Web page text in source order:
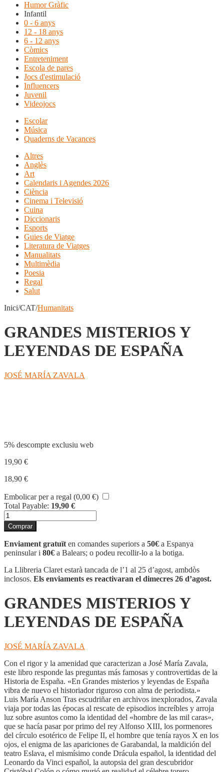
Humor Gràfic
Infantil
0 - 6 anys
12 - 18 anys
6 - 12 anys
Còmics
Entreteniment
Escola de pares
Jocs d'estimulació
Influencers
Juvenil
Videojocs
Escolar
Música
Quaderns de Vacances
Altres
Anglès
Art
Calendaris i Agendes 2026
Ciència
Cinema i Televisió
Cuina
Diccionaris
Esports
Guies de Viatge
Literatura de Viatges
Manualitats
Multimèdia
Poesia
Regal
Salut
Inici/CAT/Humanitats
GRANDES MISTERIOS Y
LEYENDAS DE ESPAÑA
JOSÉ MARÍA ZAVALA
5% descompte exclusiu web
19,90 €
18,90 €
Embolicar per a regal (0,00 €)
Total Payable: 19,90 €
quantitat
de
GRANDES
MISTERIOS
Y
LEYENDAS
DE
ESPAÑA
Comprar
Enviament gratuït en comandes superiors a 50€ a Espanya
peninsular i 80€ a Balears; o podeu recollir-lo a la botiga.
La Llibreria Claret estarà tancada de l’1 al 25 d’agost, ambdòs
inclosos. Els enviaments es reactivaran el dimecres 26 d’agost.
GRANDES MISTERIOS Y
LEYENDAS DE ESPAÑA
JOSÉ MARÍA ZAVALA
Con el rigor y la amenidad que caracterizan a José María Zavala,
este libro responde las preguntas más famosas y controvertidas de la
Historia de España. «En Grandes misterios y leyendas de España
vibra de nuevo el historiador riguroso con alma de periodista.»
Luis María Anson Tras escudriñar en archivos inexplorados, Zavala
viaja por todas las épocas al rescate de episodios increíbles y arroja
luz sobre asuntos como la identidad del «hombre de las mil caras»,
que se hacía pasar por primo del rey Alfonso XIII, los pormenores
del círculo esotérico de Felipe II, el hombre que tenía rayos X en los
ojos, el enigma de las apariciones de Garabandal, la maldición del
teatro Eslava, el mismísimo conde Drácula español, la identidad del
Leonardo da Vinci español, la autopsia del gran descubridor